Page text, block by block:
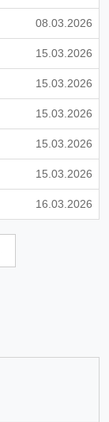
08.03.2026
15.03.2026
15.03.2026
15.03.2026
15.03.2026
15.03.2026
16.03.2026